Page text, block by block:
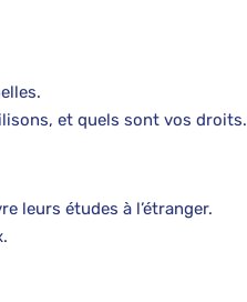
et quels sont vos droits.
leurs études à l’étranger.